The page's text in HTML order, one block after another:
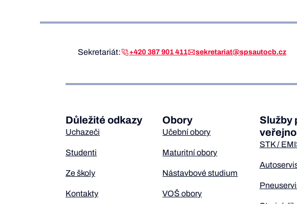
Sekretariát: +420 387 901 411 sekretariat@spsautocb.cz
Důležité odkazy
Uchazeči
Studenti
Ze školy
Kontakty
Obory
Učební obory
Maturitní obory
Nástavbové studium
VOŠ obory
Služby
STK /